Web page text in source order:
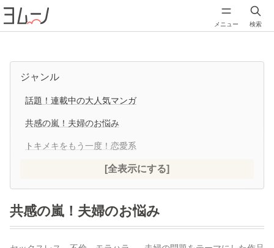
メニュー 検索
ジャンル
話題！連載中の大人気マンガ
共感の嵐！夫婦のお悩み
トキメキをもう一度！恋愛系
[全表示にする]
共感の嵐！夫婦のお悩み